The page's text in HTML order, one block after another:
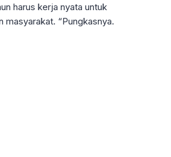
harus kerja nyata untuk
masyarakat. “Pungkasnya.